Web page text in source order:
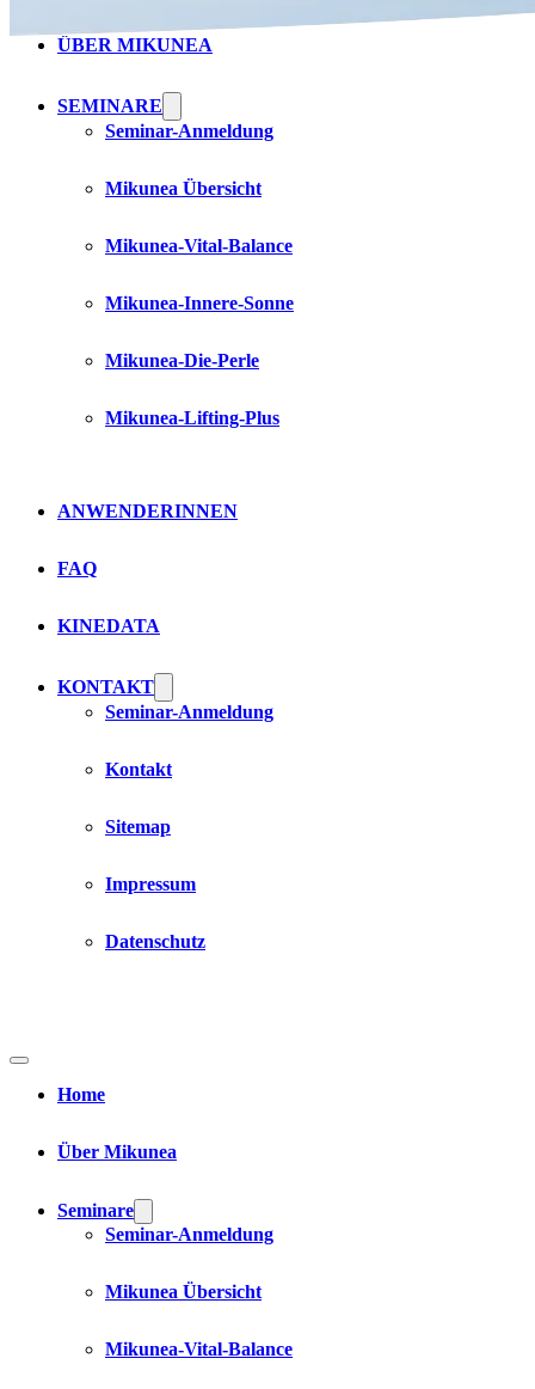
ÜBER MIKUNEA
SEMINARE
Seminar-Anmeldung
Mikunea Übersicht
Mikunea-Vital-Balance
Mikunea-Innere-Sonne
Mikunea-Die-Perle
Mikunea-Lifting-Plus
ANWENDERINNEN
FAQ
KINEDATA
KONTAKT
Seminar-Anmeldung
Kontakt
Sitemap
Impressum
Datenschutz
Home
Über Mikunea
Seminare
Seminar-Anmeldung
Mikunea Übersicht
Mikunea-Vital-Balance